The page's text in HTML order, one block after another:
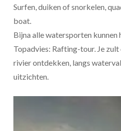
Surfen, duiken of snorkelen,
boat.
Bijna alle watersporten kunnen
Topadvies: Rafting-tour. Je zult
rivier ontdekken, langs
uitzichten.